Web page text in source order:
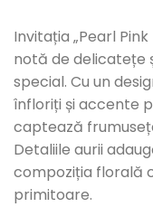
Invitația „Pearl
notă de delicatețe
special. Cu un
înfloriți și accente
captează
Detaliile aurii
compoziția florală
primitoare.